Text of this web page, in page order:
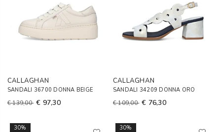
CALLAGHAN
SANDALI 36700 DONNA BEIGE
€ 139,00 € 97,30
CALLAGHAN
SANDALI 34209 DONNA ORO
€ 109,00 € 76,30
30% 30%